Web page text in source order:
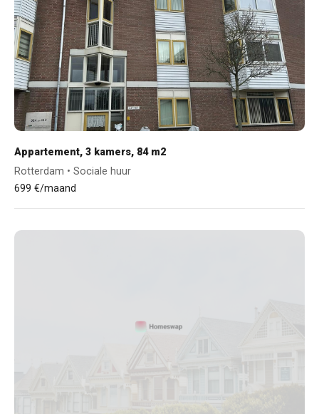
Appartement, 3 kamers, 84 m2
Rotterdam • Sociale huur
699 €/maand